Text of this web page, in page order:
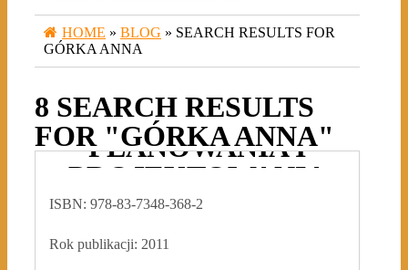
HOME » BLOG » SEARCH RESULTS FOR
GÓRKA ANNA
8 SEARCH RESULTS
FOR "GÓRKA ANNA"
ZAGADNIENIA
PLANOWANIA I
PROJEKTOWANIA
RURALISTYCZNEGO
2018-02-28
ISBN: 978-83-7348-368-2
Rok publikacji: 2011